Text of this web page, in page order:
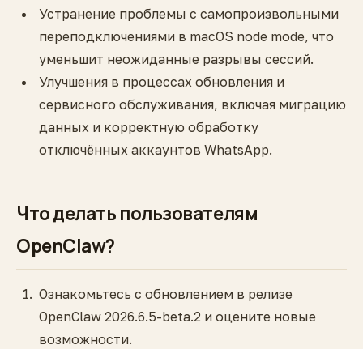
Устранение проблемы с самопроизвольными
переподключениями в macOS node mode, что
уменьшит неожиданные разрывы сессий.
Улучшения в процессах обновления и
сервисного обслуживания, включая миграцию
данных и корректную обработку
отключённых аккаунтов WhatsApp.
Что делать пользователям
OpenClaw?
Ознакомьтесь с обновлением в релизе
OpenClaw 2026.6.5-beta.2 и оцените новые
возможности.